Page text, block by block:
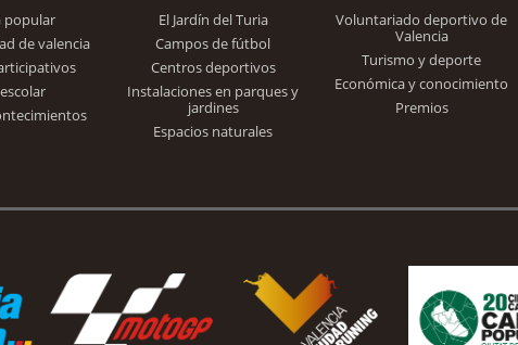
Trinidad Alfonso
popular
de valencia
El Jardín del Turia
Campos de fútbol
Centros deportivos
Instalaciones en parques y
jardines
Espacios naturales
Voluntariado deportivo de
Valencia
Turismo y deporte
Económica y conocimiento
Premios